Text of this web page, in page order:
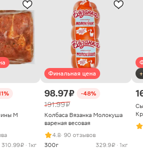
М
310.99 ₽ · 1кг
Финальная цена
98.97 ₽ -48%
191.99 ₽
Колбаса Вязанка Молокуша
вареная весовая
4.8· 90 отзывов
300г
329.9 ₽ · 1кг